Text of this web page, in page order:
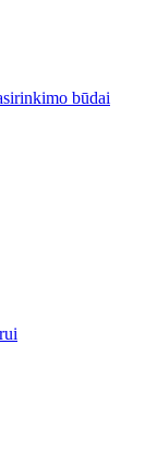
būdai